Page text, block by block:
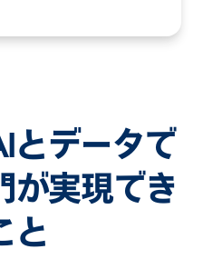
とデータで
が実現でき
と